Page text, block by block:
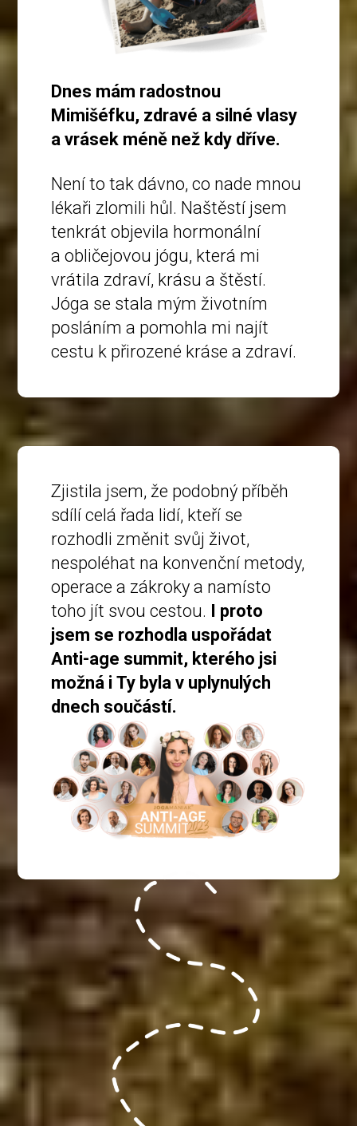
Dnes mám radostnou
Mimišéfku, zdravé a silné vlasy
a vrásek méně než kdy dříve.
Není to tak dávno, co nade mnou
lékaři zlomili hůl. Naštěstí jsem
tenkrát objevila hormonální
a obličejovou jógu, která mi
vrátila zdraví, krásu a štěstí.
Jóga se stala mým životním
posláním a pomohla mi najít
cestu k přirozené kráse a zdraví.
Zjistila jsem, že podobný příběh
sdílí celá řada lidí, kteří se
rozhodli změnit svůj život,
nespoléhat na konvenční metody,
operace a zákroky a namísto
toho jít svou cestou.
I proto
jsem se rozhodla uspořádat
Anti-age summit, kterého jsi
možná i Ty byla v uplynulých
dnech součástí.